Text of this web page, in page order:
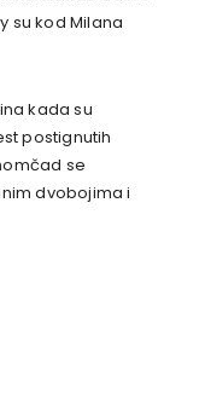
su kod Milana
kada su
postignutih
se
dvobojima i